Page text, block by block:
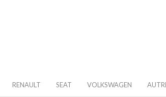
RENAULT SEAT VOLKSWAGEN